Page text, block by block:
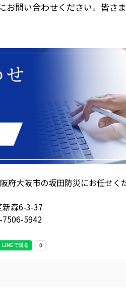
お問い合わせください。皆さ
府大阪市の坂田防災にお任せく
森6-3-37
5942